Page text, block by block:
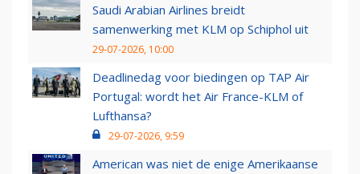
Saudi Arabian Airlines breidt
samenwerking met KLM op Schiphol uit
29-07-2026, 10:00
Deadlinedag voor biedingen op TAP Air
Portugal: wordt het Air France-KLM of
Lufthansa?
29-07-2026, 9:59
American was niet de enige Amerikaanse